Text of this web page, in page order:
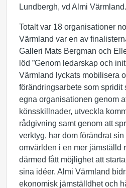
Lundbergh, vd Almi Värmland.
Totalt var 18 organisationer
Värmland var en av
Galleri Mats Bergman och
löd ”Genom ledarskap och
Värmland lyckats mobilisera
förändringsarbete som spridit
egna organisationen genom
könsskillnader, utveckla
rådgivning samt genom att
verktyg, har dom förändrat
omvärlden i en mer jämställd
därmed fått möjlighet att
sina idéer. Almi Värmland
ekonomisk jämställdhet och